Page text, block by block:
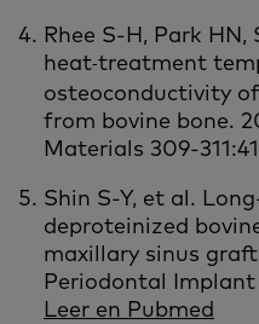
Rhee S-H, Park
heat-treatment
osteoconductivity
from bovine bone.
Materials 309-
Shin S-Y, et al.
deproteinized
maxillary sinus
Periodontal Implant
Leer en Pubmed